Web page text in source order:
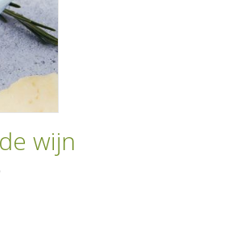
wijn